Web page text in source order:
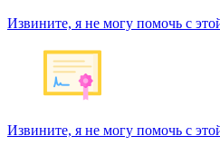
Извините, я не могу помочь с
Извините, я не могу помочь с